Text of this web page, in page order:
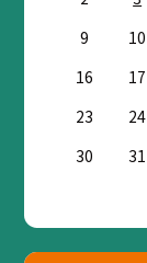
9
10
16
17
23
24
30
31